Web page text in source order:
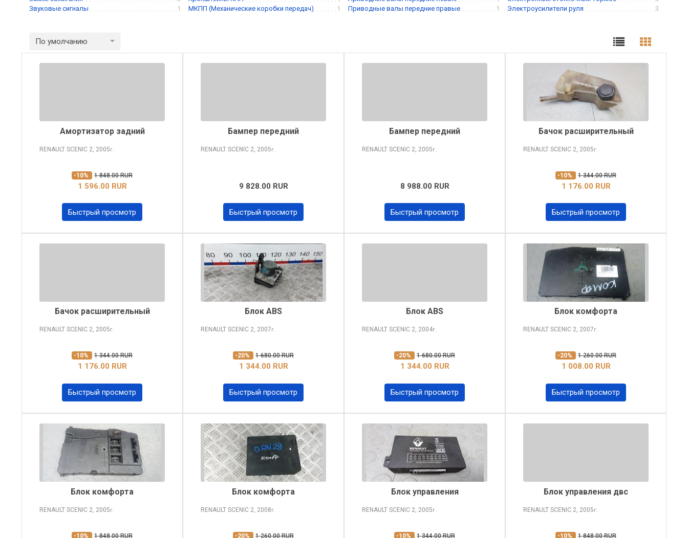
Звуковые сигналы
1
МКПП (Механические коробки передач)
1
Приводные валы передние правые
1
Электроусилители руля
3
По умолчанию
Амортизатор задний
RENAULT SCENIC 2, 2005г.
-10% 1 848.00 RUR
1 596.00 RUR
Быстрый просмотр
Бампер передний
RENAULT SCENIC 2, 2005г.
9 828.00 RUR
Быстрый просмотр
Бампер передний
RENAULT SCENIC 2, 2005г.
8 988.00 RUR
Быстрый просмотр
Бачок расширительный
RENAULT SCENIC 2, 2005г.
-10% 1 344.00 RUR
1 176.00 RUR
Быстрый просмотр
Бачок расширительный
RENAULT SCENIC 2, 2005г.
-10% 1 344.00 RUR
1 176.00 RUR
Быстрый просмотр
Блок ABS
RENAULT SCENIC 2, 2007г.
-20% 1 680.00 RUR
1 344.00 RUR
Быстрый просмотр
Блок ABS
RENAULT SCENIC 2, 2004г.
-20% 1 680.00 RUR
1 344.00 RUR
Быстрый просмотр
Блок комфорта
RENAULT SCENIC 2, 2007г.
-20% 1 260.00 RUR
1 008.00 RUR
Быстрый просмотр
Блок комфорта
RENAULT SCENIC 2, 2005г.
-10% 1 848.00 RUR
Блок комфорта
RENAULT SCENIC 2, 2008г.
-20% 1 260.00 RUR
Блок управления
RENAULT SCENIC 2, 2005г.
-10% 1 344.00 RUR
Блок управления двс
RENAULT SCENIC 2, 2005г.
-10% 1 848.00 RUR